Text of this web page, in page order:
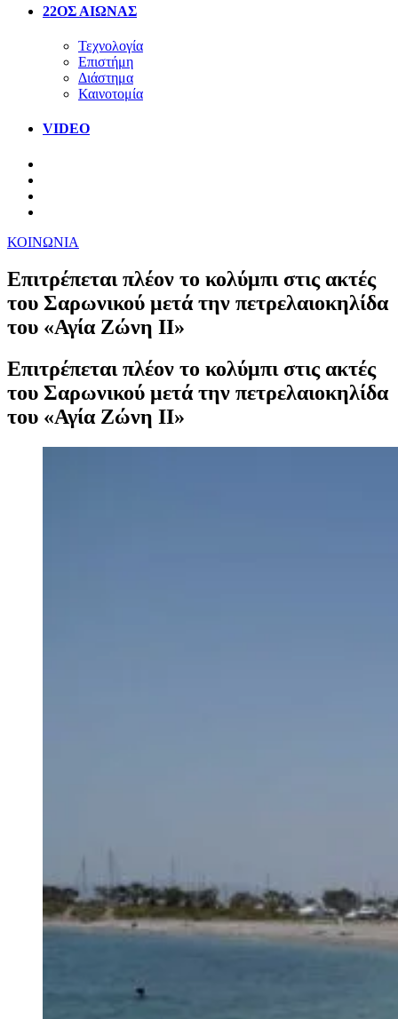
22ΟΣ ΑΙΩΝΑΣ
Τεχνολογία
Επιστήμη
Διάστημα
Καινοτομία
VIDEO
ΚΟΙΝΩΝΙΑ
Επιτρέπεται πλέον το κολύμπι στις ακτές
του Σαρωνικού μετά την πετρελαιοκηλίδα
του «Αγία Ζώνη ΙΙ»
Επιτρέπεται πλέον το κολύμπι στις ακτές
του Σαρωνικού μετά την πετρελαιοκηλίδα
του «Αγία Ζώνη ΙΙ»